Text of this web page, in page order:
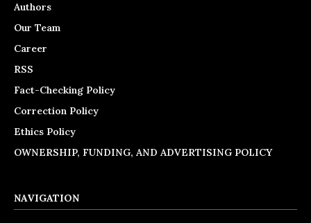
Authors
Our Team
Career
RSS
Fact-Checking Policy
Correction Policy
Ethics Policy
OWNERSHIP, FUNDING, AND ADVERTISING POLICY
NAVIGATION